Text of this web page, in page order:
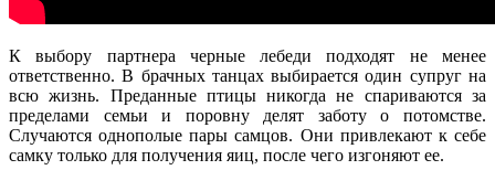
К выбору партнера черные лебеди подходят не менее
ответственно. В брачных танцах выбирается один супруг на
всю жизнь. Преданные птицы никогда не спариваются за
пределами семьи и поровну делят заботу о потомстве.
Случаются однополые пары самцов. Они привлекают к себе
самку только для получения яиц, после чего изгоняют ее.